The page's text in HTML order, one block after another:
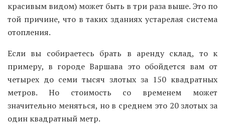
красивым видом) может быть в три раза выше. Это по
той причине, что в таких зданиях устарелая система
отопления.
Если вы собираетесь брать в аренду склад, то к
примеру, в городе Варшава это обойдется вам от
четырех до семи тысяч злотых за 150 квадратных
метров. Но стоимость со временем может
значительно меняться, но в среднем это 20 злотых за
один квадратный метр.